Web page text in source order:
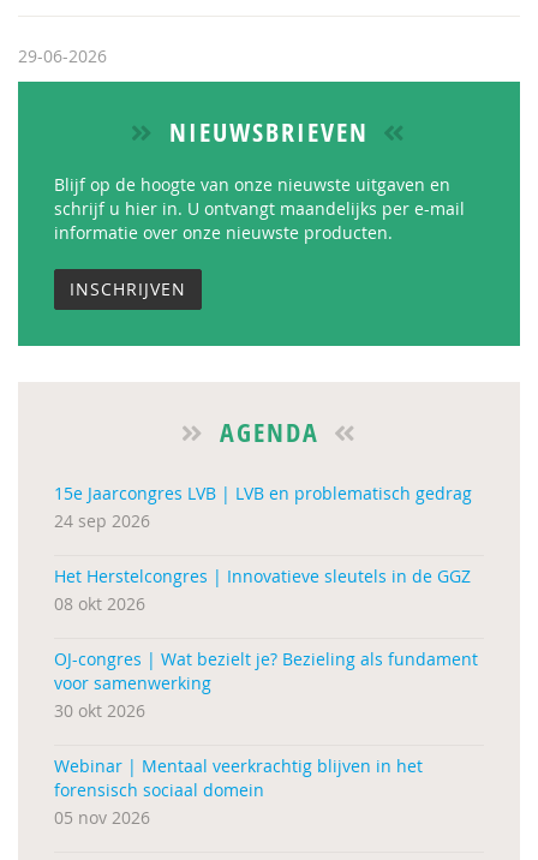
29-06-2026
NIEUWSBRIEVEN
Blijf op de hoogte van onze nieuwste uitgaven en
schrijf u hier in. U ontvangt maandelijks per e-mail
informatie over onze nieuwste producten.
INSCHRIJVEN
AGENDA
15e Jaarcongres LVB | LVB en problematisch gedrag
24 sep 2026
Het Herstelcongres | Innovatieve sleutels in de GGZ
08 okt 2026
OJ-congres | Wat bezielt je? Bezieling als fundament
voor samenwerking
30 okt 2026
Webinar | Mentaal veerkrachtig blijven in het
forensisch sociaal domein
05 nov 2026